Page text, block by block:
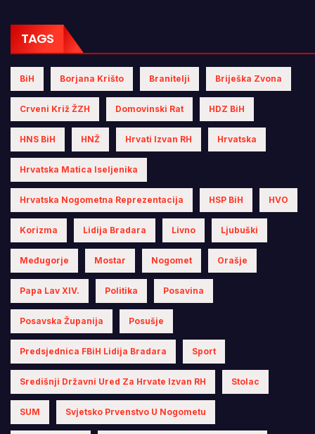
TAGS
BiH Borjana Krišto Branitelji Briješka Zvona
Crveni Križ ŽZH Domovinski Rat HDZ BiH
HNS BiH HNŽ Hrvati Izvan RH Hrvatska
Hrvatska Matica Iseljenika
Hrvatska Nogometna Reprezentacija HSP BiH HVO
Korizma Lidija Bradara Livno Ljubuški
Međugorje Mostar Nogomet Orašje
Papa Lav XIV. Politika Posavina
Posavska Županija Posušje
Predsjednica FBiH Lidija Bradara Sport
Središnji Državni Ured Za Hrvate Izvan RH Stolac
SUM Svjetsko Prvenstvo U Nogometu